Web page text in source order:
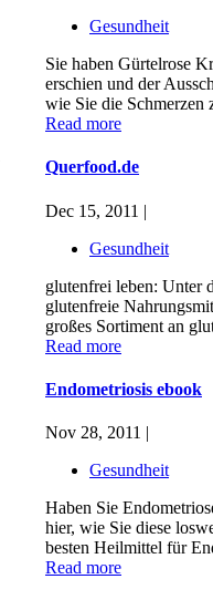
Gesundheit
Sie haben Gürtelrose
erschien und der
wie Sie die Schmerzen
Read more
Querfood.de
Dec 15, 2011 |
Gesundheit
glutenfrei leben: Unter
glutenfreie
großes Sortiment an
Read more
Endometriosis ebook
Nov 28, 2011 |
Gesundheit
Haben Sie
hier, wie Sie diese
besten Heilmittel für
Read more